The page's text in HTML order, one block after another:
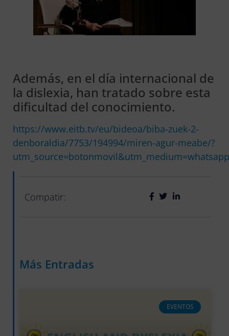
Además, en el día internacional de
la dislexia, han tratado sobre esta
dificultad del conocimiento.
https://www.eitb.tv/eu/bideoa/biba-zuek-2-
denboraldia/7753/194994/miren-agur-meabe/?
Compatir:
Más Entradas
EVENTOS